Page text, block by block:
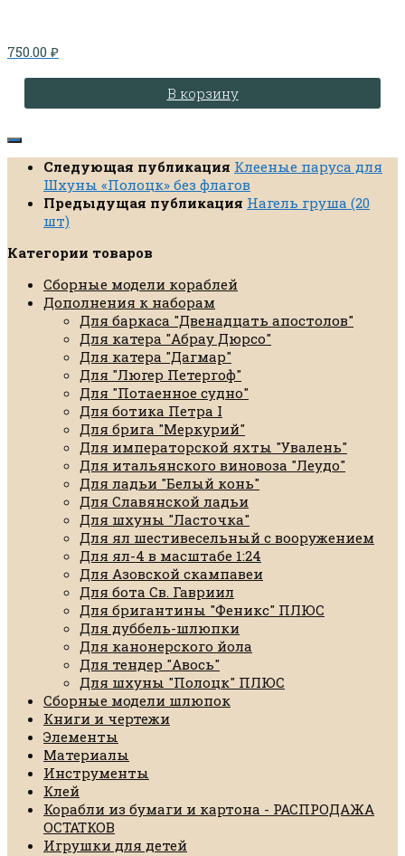
750.00 ₽
В корзину
Следующая публикация Клееные паруса для
Шхуны «Полоцк» без флагов
Предыдущая публикация Нагель груша (20
шт)
Категории товаров
Сборные модели кораблей
Дополнения к наборам
Для баркаса "Двенадцать апостолов"
Для катера "Абрау Дюрсо"
Для катера "Дагмар"
Для "Люгер Петергоф"
Для "Потаенное судно"
Для ботика Петра I
Для брига "Меркурий"
Для императорской яхты "Увалень"
Для итальянского виновоза "Леудо"
Для ладьи "Белый конь"
Для Славянской ладьи
Для шхуны "Ласточка"
Для ял шестивесельный с вооружением
Для ял-4 в масштабе 1:24
Для Азовской скампавеи
Для бота Св. Гавриил
Для бригантины "Феникс" ПЛЮС
Для дуббель-шлюпки
Для канонерского йола
Для тендер "Авось"
Для шхуны "Полоцк" ПЛЮС
Сборные модели шлюпок
Книги и чертежи
Элементы
Материалы
Инструменты
Клей
Корабли из бумаги и картона - РАСПРОДАЖА
ОСТАТКОВ
Игрушки для детей